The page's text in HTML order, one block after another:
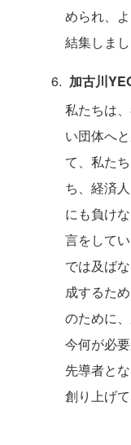
められ、
結集しまし
加古川
私たちは
い団体へ
て、私た
ち、経済
にも負け
言をして
では及ば
成するた
のために
今何が必
先導者と
創り上げ